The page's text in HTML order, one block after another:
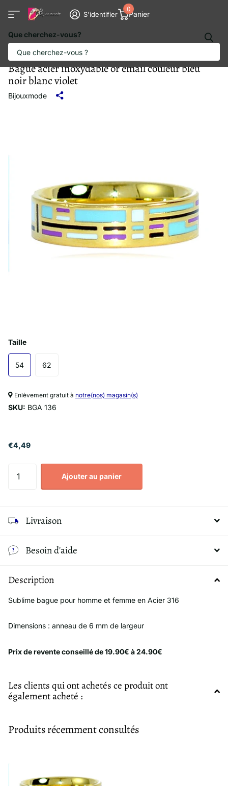
Que cherchez-vous?
S'identifier Panier
0
Bague acier inoxydable or émail couleur bleu
noir blanc violet
Bijouxmode
Taille
54 62
Enlèvement gratuit à notre(nos) magasin(s)
SKU: BGA 136
€4,49
Ajouter au panier
Livraison
Besoin d'aide
Description
Sublime bague pour homme et femme en Acier 316
Dimensions : anneau de 6 mm de largeur
Prix de revente conseillé de 19.90€ à 24.90€
Les clients qui ont achetés ce produit ont
également acheté :
Produits récemment consultés